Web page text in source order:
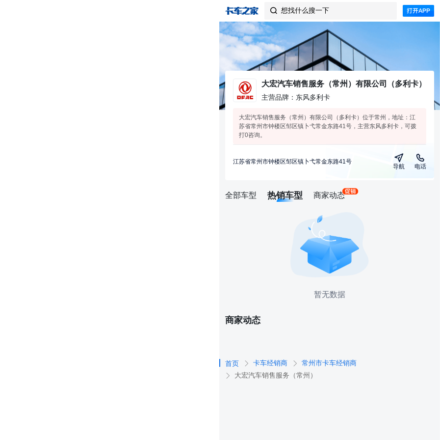
 想找什么搜一下
大宏汽车销售服务（常州）有限公司（多利卡）
主营品牌：东风多利卡
大宏汽车销售服务（常州）有限公司（多利卡）位于常州，地址：江
苏省常州市钟楼区邹区镇卜弋常金东路41号，主营东风多利卡，可拨
打0咨询。
江苏省常州市钟楼区邹区镇卜弋常金东路41号
导航 电话
全部车型 热销车型 商家动态
暂无数据
商家动态
首页 卡车经销商
常州市卡车经销商
大宏汽车销售服务（常州）